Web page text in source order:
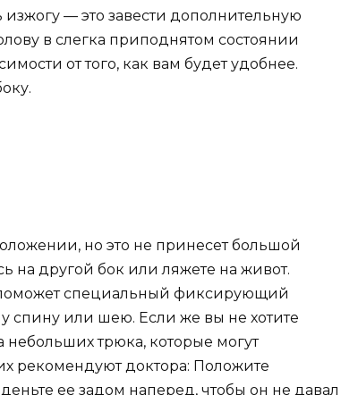
— это завести дополнительную
в слегка приподнятом состоянии
от того, как вам будет удобнее.
но это не принесет большой
на другой бок или ляжете на живот.
специальный фиксирующий
спину или шею. Если же вы не хотите
небольших трюка, которые могут
рекомендуют доктора: Положите
ее задом наперед, чтобы он не давал